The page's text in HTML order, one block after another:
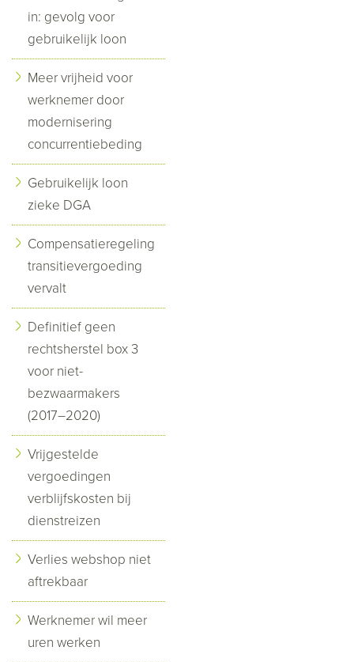
in: gevolg voor
gebruikelijk loon
Meer vrijheid voor
werknemer door
modernisering
concurrentiebeding
Gebruikelijk loon
zieke DGA
Compensatieregeling
transitievergoeding
vervalt
Definitief geen
rechtsherstel box 3
voor niet-
bezwaarmakers
(2017–2020)
Vrijgestelde
vergoedingen
verblijfskosten bij
dienstreizen
Verlies webshop niet
aftrekbaar
Werknemer wil meer
uren werken